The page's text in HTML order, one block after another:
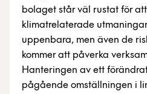
bolaget står väl rustat för
klimatrelaterade
uppenbara, men även de
kommer att påverka
Hanteringen av ett
pågående omställningen i